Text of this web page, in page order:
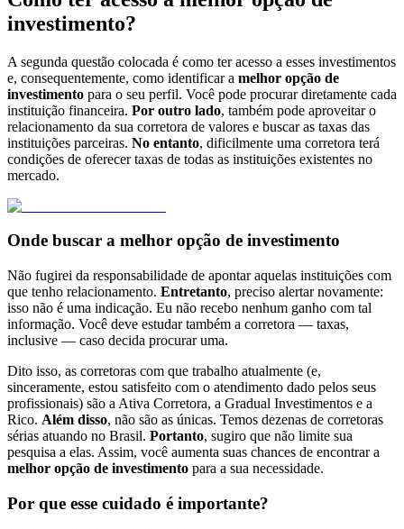
investimento?
A segunda questão colocada é como ter acesso a esses investimentos
e, consequentemente, como identificar a melhor opção de
investimento para o seu perfil. Você pode procurar diretamente cada
instituição financeira. Por outro lado, também pode aproveitar o
relacionamento da sua corretora de valores e buscar as taxas das
instituições parceiras. No entanto, dificilmente uma corretora terá
condições de oferecer taxas de todas as instituições existentes no
mercado.
Onde buscar a melhor opção de investimento
Não fugirei da responsabilidade de apontar aquelas instituições com
que tenho relacionamento. Entretanto, preciso alertar novamente:
isso não é uma indicação. Eu não recebo nenhum ganho com tal
informação. Você deve estudar também a corretora — taxas,
inclusive — caso decida procurar uma.
Dito isso, as corretoras com que trabalho atualmente (e,
sinceramente, estou satisfeito com o atendimento dado pelos seus
profissionais) são a Ativa Corretora, a Gradual Investimentos e a
Rico. Além disso, não são as únicas. Temos dezenas de corretoras
sérias atuando no Brasil. Portanto, sugiro que não limite sua
pesquisa a elas. Assim, você aumenta suas chances de encontrar a
melhor opção de investimento para a sua necessidade.
Por que esse cuidado é importante?